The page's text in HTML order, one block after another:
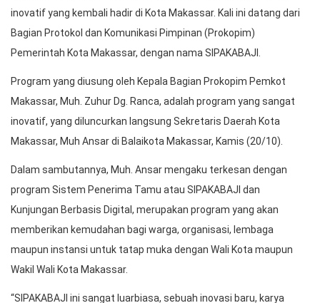
inovatif yang kembali hadir di Kota Makassar. Kali ini datang dari
Bagian Protokol dan Komunikasi Pimpinan (Prokopim)
Pemerintah Kota Makassar, dengan nama SIPAKABAJI.
Program yang diusung oleh Kepala Bagian Prokopim Pemkot
Makassar, Muh. Zuhur Dg. Ranca, adalah program yang sangat
inovatif, yang diluncurkan langsung Sekretaris Daerah Kota
Makassar, Muh Ansar di Balaikota Makassar, Kamis (20/10).
Dalam sambutannya, Muh. Ansar mengaku terkesan dengan
program Sistem Penerima Tamu atau SIPAKABAJI dan
Kunjungan Berbasis Digital, merupakan program yang akan
memberikan kemudahan bagi warga, organisasi, lembaga
maupun instansi untuk tatap muka dengan Wali Kota maupun
Wakil Wali Kota Makassar.
“SIPAKABAJI ini sangat luarbiasa, sebuah inovasi baru, karya